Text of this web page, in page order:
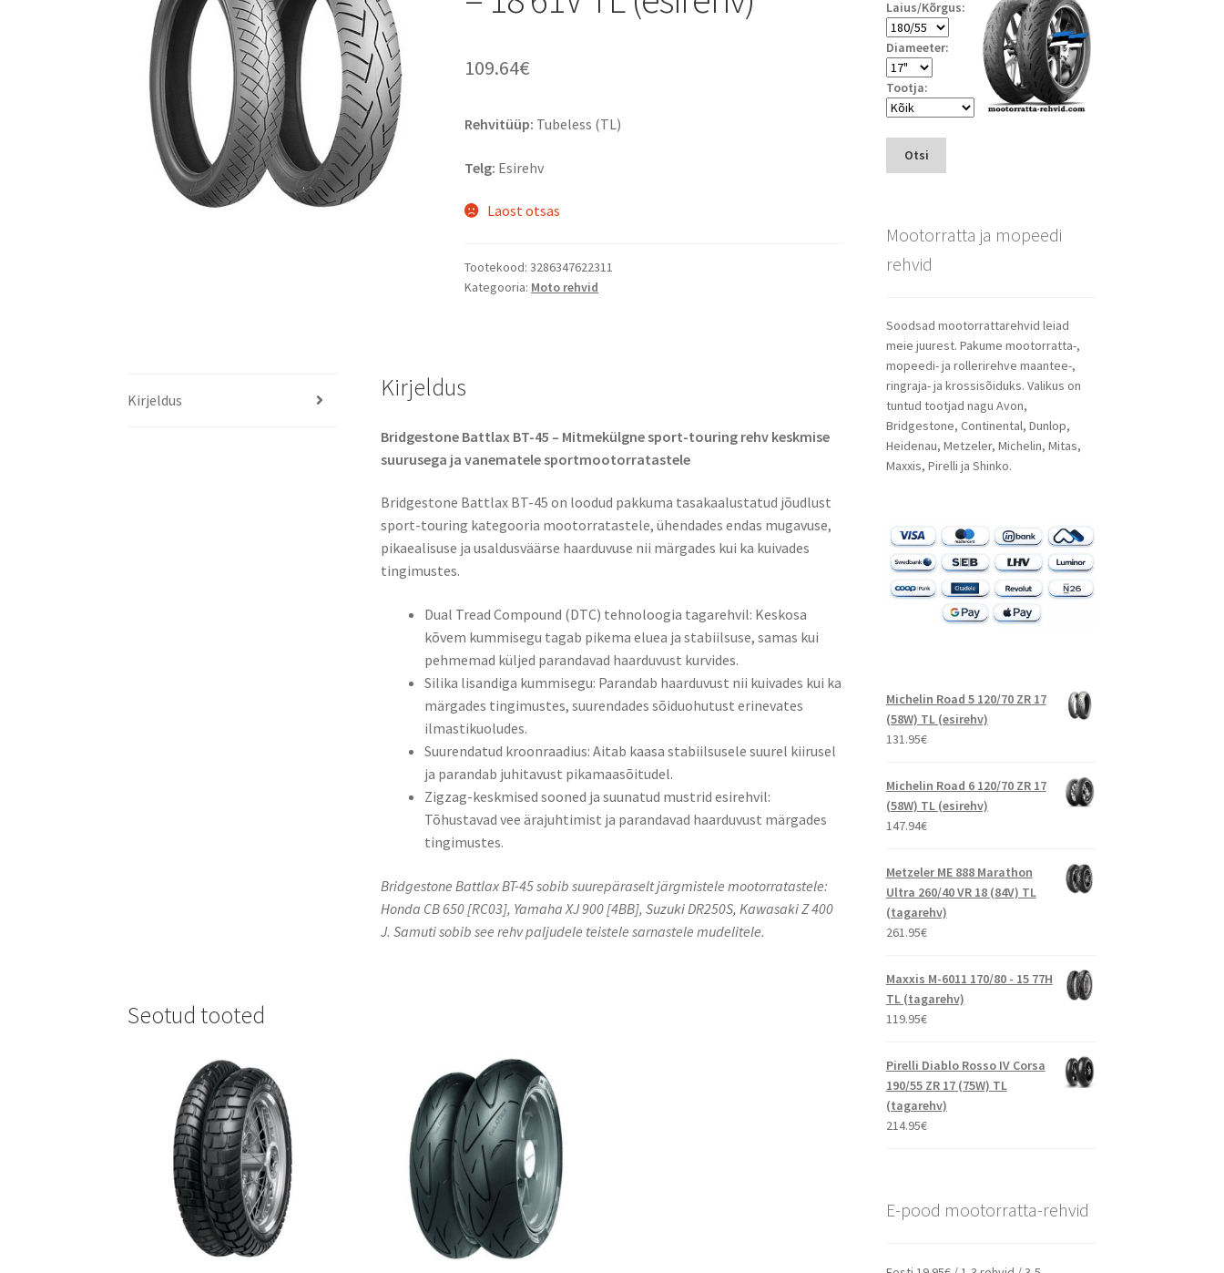
109.64€
Rehvitüüp: Tubeless (TL)
Telg: Esirehv
Laost otsas
Tootekood:3286347622311
Kategooria: Moto rehvid
Kirjeldus Kirjeldus
Bridgestone Battlax BT-45 – Mitmekülgne sport-touring rehv keskmise
suurusega ja vanematele sportmootorratastele
Bridgestone Battlax BT-45 on loodud pakkuma tasakaalustatud jõudlust
sport-touring kategooria mootorratastele, ühendades endas mugavuse,
pikaealisuse ja usaldusväärse haarduvuse nii märgades kui ka kuivades
tingimustes.
Dual Tread Compound (DTC) tehnoloogia tagarehvil: Keskosa
kõvem kummisegu tagab pikema eluea ja stabiilsuse, samas kui
pehmemad küljed parandavad haarduvust kurvides.
Silika lisandiga kummisegu: Parandab haarduvust nii kuivades kui ka
märgades tingimustes, suurendades sõiduohutust erinevates
ilmastikuoludes.
Suurendatud kroonraadius: Aitab kaasa stabiilsusele suurel kiirusel
ja parandab juhitavust pikamaasõitudel.
Zigzag-keskmised sooned ja suunatud mustrid esirehvil:
Tõhustavad vee ärajuhtimist ja parandavad haarduvust märgades
tingimustes.
Bridgestone Battlax BT-45 sobib suurepäraselt järgmistele mootorratastele:
Honda CB 650 [RC03], Yamaha XJ 900 [4BB], Suzuki DR250S, Kawasaki Z 400
J. Samuti sobib see rehv paljudele teistele sarnastele mudelitele.
Seotud tooted
Laius/Kõrgus:
Diameeter:
Tootja:
Otsi
Mootorratta ja mopeedi
rehvid
Soodsad mootorrattarehvid leiad
meie juurest. Pakume mootorratta-,
mopeedi- ja rollerirehve maantee-,
ringraja- ja krossisõiduks. Valikus on
tuntud tootjad nagu Avon,
Bridgestone, Continental, Dunlop,
Heidenau, Metzeler, Michelin, Mitas,
Maxxis, Pirelli ja Shinko.
Michelin Road 5 120/70 ZR 17
(58W) TL (esirehv)
131.95€
Michelin Road 6 120/70 ZR 17
(58W) TL (esirehv)
147.94€
Metzeler ME 888 Marathon
Ultra 260/40 VR 18 (84V) TL
(tagarehv)
261.95€
Maxxis M-6011 170/80 - 15 77H
TL (tagarehv)
119.95€
Pirelli Diablo Rosso IV Corsa
190/55 ZR 17 (75W) TL
(tagarehv)
214.95€
E-pood mootorratta-rehvid